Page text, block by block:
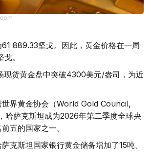
889.33坚戈。因此，黄金价格在一周
。
现货黄金盘中突破4300美元/盎司，为近
世界黄金协会（World Gold Council,
哈萨克斯坦成为2026年第二季度全球央
五的国家之一。
克斯坦国家银行黄金储备增加了15吨。